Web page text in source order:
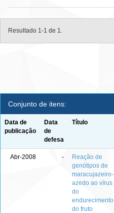
Resultado 1-1 de 1.
Conjunto de itens:
Data de
publicação
Data
de
defesa
Título
Abr-2008 -
Reação de
genótipos de
maracujazeiro-
azedo ao vírus
do
endurecimento
do fruto